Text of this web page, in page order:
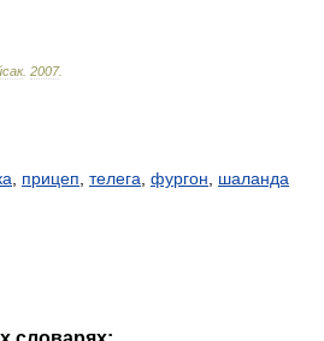
. 2007.
прицеп телега фургон шаланда